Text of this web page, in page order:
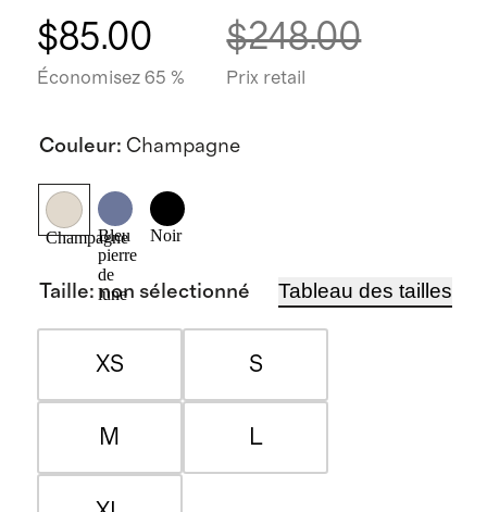
$85.00
Économisez 65 %
$248.00
Prix retail
Couleur: Champagne
Champagne
Bleu
pierre
de
lune
Noir
Taille:non sélectionné Tableau des tailles
XS S
M L